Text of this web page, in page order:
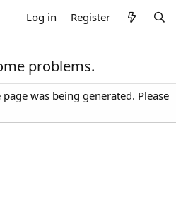
Log in Register
problems.
was being generated. Please